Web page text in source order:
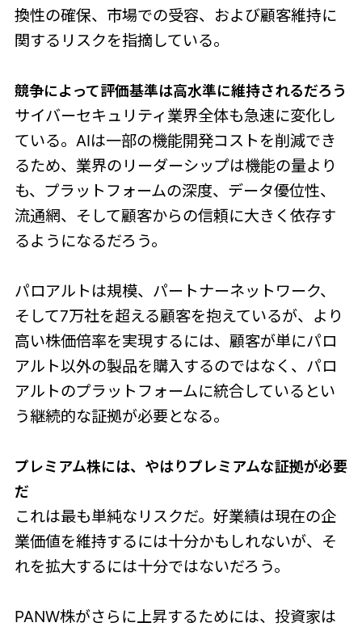
換性の確保、市場での受容、および顧客維持に
関するリスクを指摘している。
競争によって評価基準は高水準に維持されるだろう
サイバーセキュリティ業界全体も急速に変化し
ている。AIは一部の機能開発コストを削減でき
るため、業界のリーダーシップは機能の量より
も、プラットフォームの深度、データ優位性、
流通網、そして顧客からの信頼に大きく依存す
るようになるだろう。
パロアルトは規模、パートナーネットワーク、
そして7万社を超える顧客を抱えているが、より
高い株価倍率を実現するには、顧客が単にパロ
アルト以外の製品を購入するのではなく、パロ
アルトのプラットフォームに統合しているとい
う継続的な証拠が必要となる。
プレミアム株には、やはりプレミアムな証拠が必要
だ
これは最も単純なリスクだ。好業績は現在の企
業価値を維持するには十分かもしれないが、そ
れを拡大するには十分ではないだろう。
PANW株がさらに上昇するためには、投資家は